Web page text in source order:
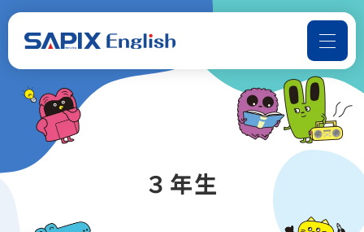
よくある質問 お問い合わせ
SAPIX Englishについて
３年生